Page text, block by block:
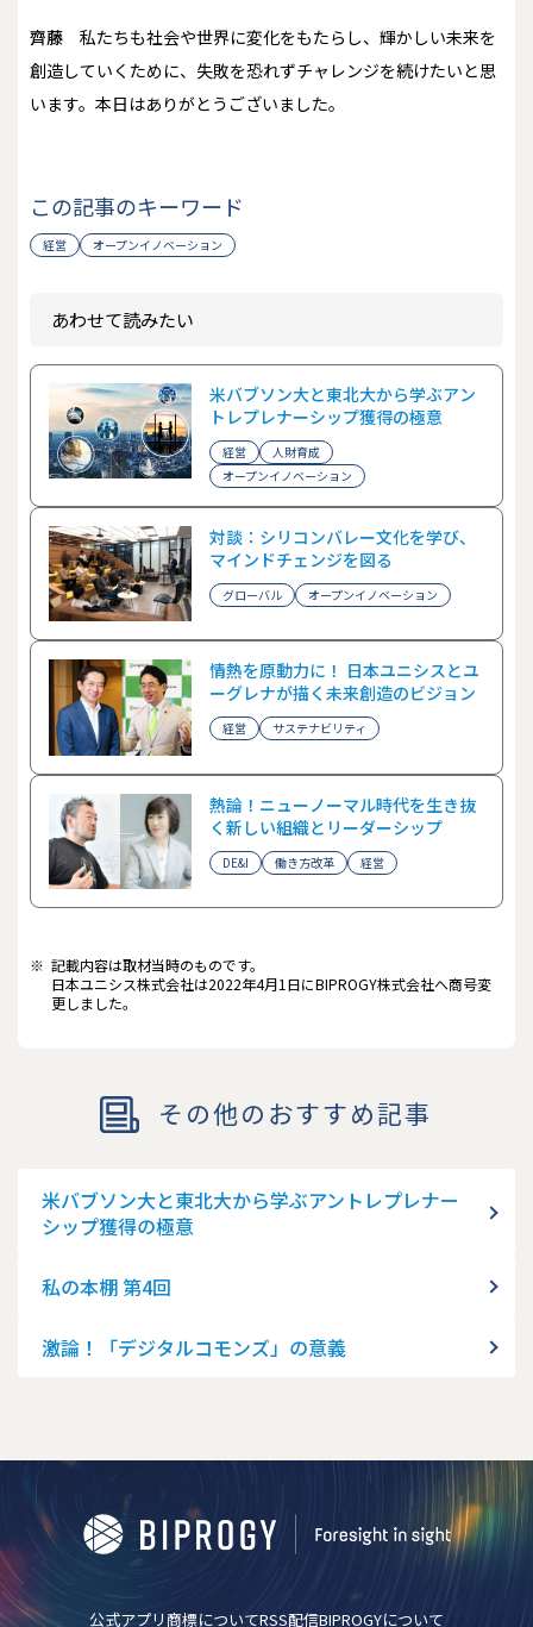
齊藤 私たちも社会や世界に変化をもたらし、輝かしい未来を
創造していくために、失敗を恐れずチャレンジを続けたいと思
います。本日はありがとうございました。
この記事のキーワード
経営 オープンイノベーション
あわせて読みたい
米バブソン大と東北大から学ぶアン
トレプレナーシップ獲得の極意
経営
人財育成
オープンイノベーション
対談：シリコンバレー文化を学び、
マインドチェンジを図る
グローバル オープンイノベーション
情熱を原動力に！ 日本ユニシスとユ
ーグレナが描く未来創造のビジョン
経営 サステナビリティ
熱論！ニューノーマル時代を生き抜
く新しい組織とリーダーシップ
DE&I 働き方改革 経営
※ 記載内容は取材当時のものです。
日本ユニシス株式会社は2022年4月1日にBIPROGY株式会社へ商号変
更しました。
その他のおすすめ記事
米バブソン大と東北大から学ぶアントレプレナー
シップ獲得の極意
私の本棚 第4回
激論！「デジタルコモンズ」の意義
公式アプリ 商標についてRSS配信BIPROGYについて